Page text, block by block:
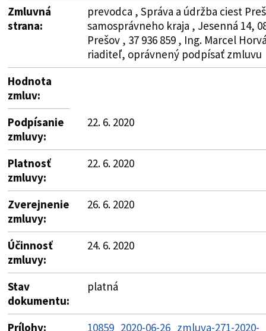
Zmluvná
strana:
prevodca , Správa a údržba ciest
samosprávneho kraja , Jesenná 14,
Prešov , 37 936 859 , Ing. Marcel
riaditeľ, oprávnený podpísať zmluvu
Hodnota
zmluv:
Podpísanie
zmluvy:
22. 6. 2020
Platnosť
zmluvy:
22. 6. 2020
Zverejnenie
zmluvy:
26. 6. 2020
Účinnosť
zmluvy:
24. 6. 2020
Stav
dokumentu:
platná
Prílohy:
10859_2020-06-26_zmluva-271-2020-